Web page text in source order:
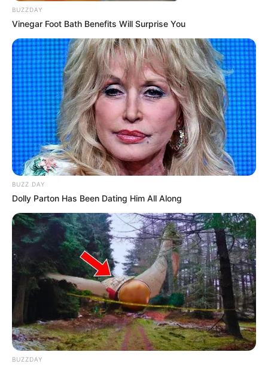
zu ermorden?
Quermania folgen: Impressum & Kontakt
Smartphone Startseite
Suchen:
Auf einigen Seiten dieses Projektes sind Affiliate-
Angebote integriert. Wenn etwas darüber gebucht oder
gekauft wird, ist das eine Unterstützung, ohne dass sich
dadurch der Preis ändert.
BUZZDAY
Vinegar Foot Bath Benefits Will Surprise You
BUZZ DAY
Dolly Parton Has Been Dating Him All Along
BUZZDAY